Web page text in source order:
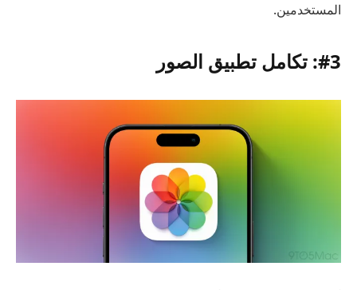
المستخدمين.
#3: تكامل تطبيق الصور